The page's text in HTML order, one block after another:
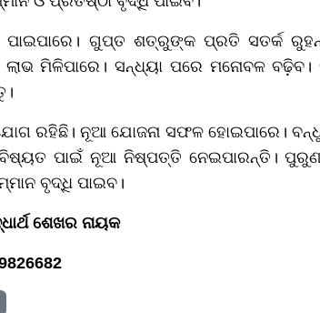
ପାଇପାରେ। ଗୁପ୍ତ ଶତ୍ରୁଙ୍କ ପ୍ରତି ସତର୍କ
ଲାଭ ମିଳିପାରେ। ସନ୍ଧ୍ୟା ପରେ ମନୋବଳ
ରହିଛି। ନୂଆ ଯୋଜନା ସଫଳ ହୋଇପାରେ।
ପାଇଁ ନୂଆ ନିଷ୍ପତ୍ତି ନେଇପାରନ୍ତି। ପୁରୁଣା
ବୃଦ୍ଧି ପାଇବ।
ଶେଖର ନାୟକ